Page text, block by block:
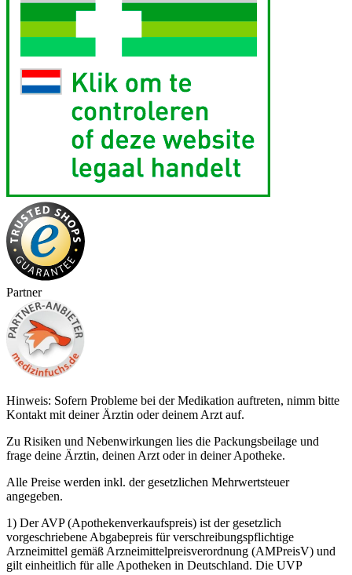
Partner
Hinweis: Sofern Probleme bei der Medikation auftreten, nimm bitte
Kontakt mit deiner Ärztin oder deinem Arzt auf.
Zu Risiken und Nebenwirkungen lies die Packungsbeilage und
frage deine Ärztin, deinen Arzt oder in deiner Apotheke.
Alle Preise werden inkl. der gesetzlichen Mehrwertsteuer
angegeben.
1) Der AVP (Apothekenverkaufspreis) ist der gesetzlich
vorgeschriebene Abgabepreis für verschreibungspflichtige
Arzneimittel gemäß Arzneimittelpreisverordnung (AMPreisV) und
gilt einheitlich für alle Apotheken in Deutschland. Die UVP